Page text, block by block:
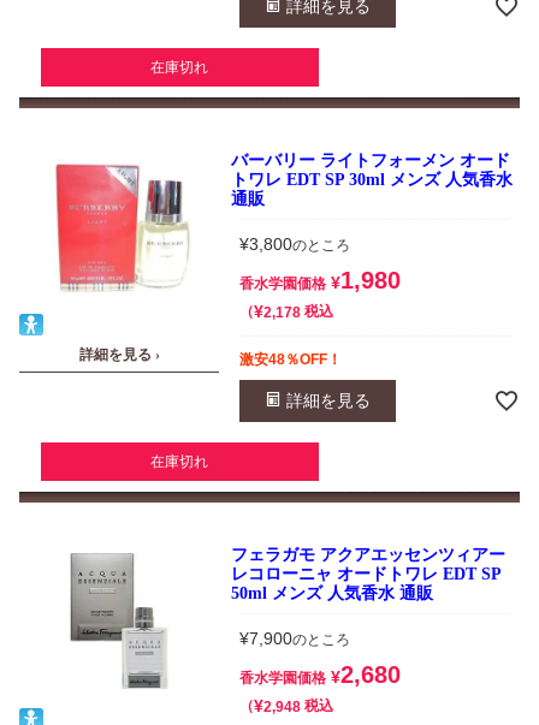
詳細を見る
在庫切れ
詳細を見る ›
バーバリー ライトフォーメン オード
トワレ EDT SP 30ml メンズ 人気香水
通販
¥3,800のところ
香水学園価格 ¥1,980
¥2,178 税込
激安48％OFF！
詳細を見る
在庫切れ
フェラガモ アクアエッセンツィアー
レコローニャ オードトワレ EDT SP
50ml メンズ 人気香水 通販
¥7,900のところ
香水学園価格 ¥2,680
¥2,948 税込